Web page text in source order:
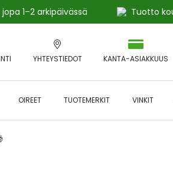
1–2 arkipäivässä
Tuotto
YHTEYSTIEDOT KANTA-ASIAKKUUS
OIREET TUOTEMERKIT VINKIT